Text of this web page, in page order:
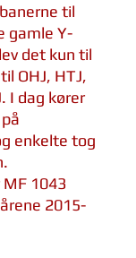
til
gamle Y-
det kun til
OHJ, HTJ,
I dag kører
enkelte tog
1043
2015-